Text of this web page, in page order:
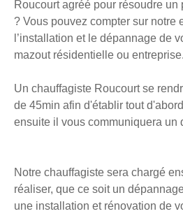
Roucourt agréé pour résoudre
? Vous pouvez compter sur notre
l’installation et le dépannage de
mazout résidentielle ou entreprise.
Un chauffagiste Roucourt se
de 45min afin d'établir tout
ensuite il vous communiquera un
Notre chauffagiste sera chargé
réaliser, que ce soit un
une installation et rénovation de